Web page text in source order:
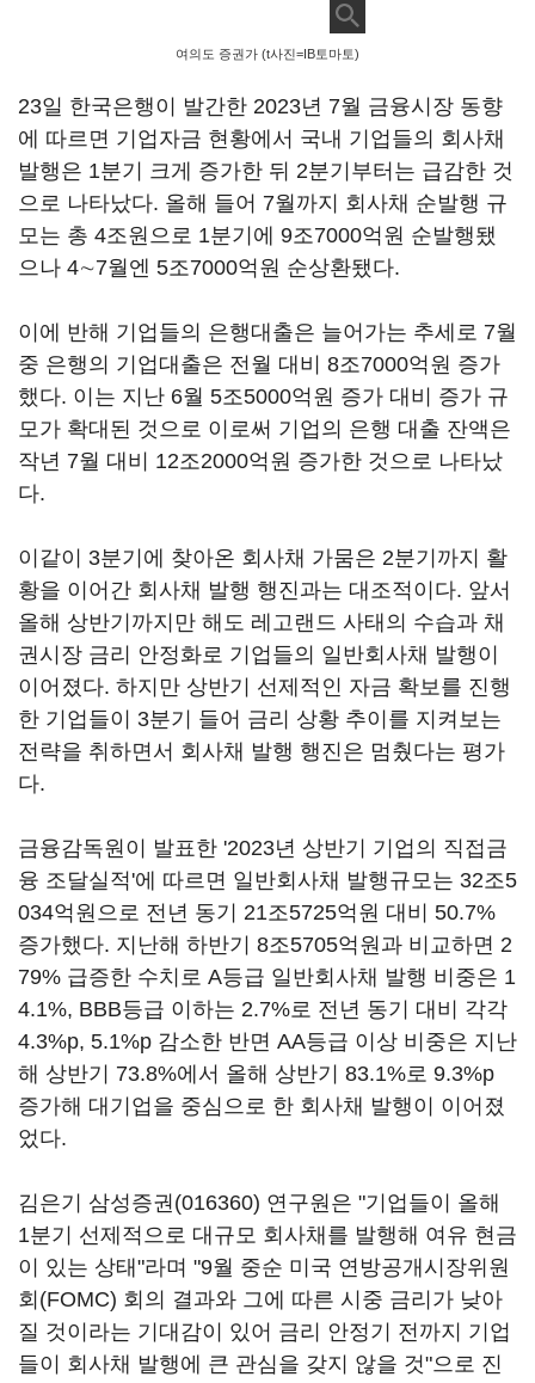
여의도 증권가 (t사진=IB토마토)
23일 한국은행이 발간한 2023년 7월 금융시장 동향
에 따르면 기업자금 현황에서 국내 기업들의 회사채
발행은 1분기 크게 증가한 뒤 2분기부터는 급감한 것
으로 나타났다. 올해 들어 7월까지 회사채 순발행 규
모는 총 4조원으로 1분기에 9조7000억원 순발행됐
으나 4∼7월엔 5조7000억원 순상환됐다.
이에 반해 기업들의 은행대출은 늘어가는 추세로 7월
중 은행의 기업대출은 전월 대비 8조7000억원 증가
했다. 이는 지난 6월 5조5000억원 증가 대비 증가 규
모가 확대된 것으로 이로써 기업의 은행 대출 잔액은
작년 7월 대비 12조2000억원 증가한 것으로 나타났
다.
이같이 3분기에 찾아온 회사채 가뭄은 2분기까지 활
황을 이어간 회사채 발행 행진과는 대조적이다. 앞서
올해 상반기까지만 해도 레고랜드 사태의 수습과 채
권시장 금리 안정화로 기업들의 일반회사채 발행이
이어졌다. 하지만 상반기 선제적인 자금 확보를 진행
한 기업들이 3분기 들어 금리 상황 추이를 지켜보는
전략을 취하면서 회사채 발행 행진은 멈췄다는 평가
다.
금융감독원이 발표한 '2023년 상반기 기업의 직접금
융 조달실적'에 따르면 일반회사채 발행규모는 32조5
034억원으로 전년 동기 21조5725억원 대비 50.7%
증가했다. 지난해 하반기 8조5705억원과 비교하면 2
79% 급증한 수치로 A등급 일반회사채 발행 비중은 1
4.1%, BBB등급 이하는 2.7%로 전년 동기 대비 각각
4.3%p, 5.1%p 감소한 반면 AA등급 이상 비중은 지난
해 상반기 73.8%에서 올해 상반기 83.1%로 9.3%p
증가해 대기업을 중심으로 한 회사채 발행이 이어졌
었다.
김은기 삼성증권(016360) 연구원은 "기업들이 올해
1분기 선제적으로 대규모 회사채를 발행해 여유 현금
이 있는 상태"라며 "9월 중순 미국 연방공개시장위원
회(FOMC) 회의 결과와 그에 따른 시중 금리가 낮아
질 것이라는 기대감이 있어 금리 안정기 전까지 기업
들이 회사채 발행에 큰 관심을 갖지 않을 것"으로 진